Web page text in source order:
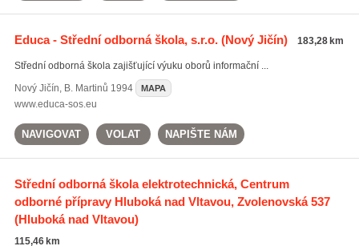
Educa - Střední odborná škola, s.r.o.(Nový Jičín) 183,28 km
Střední odborná škola zajišťující výuku oborů informační ...
Nový Jičín, B. Martinů 1994 MAPA
www.educa-sos.eu
NAVIGOVAT VOLAT NAPIŠTE NÁM
Střední odborná škola elektrotechnická, Centrum
odborné přípravy Hluboká nad Vltavou, Zvolenovská 537
(Hluboká nad Vltavou)
115,46 km